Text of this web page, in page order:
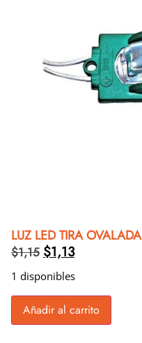
LUZ LED TIRA OVALADA
$1,15 $1,13
1 disponibles
Añadir al carrito